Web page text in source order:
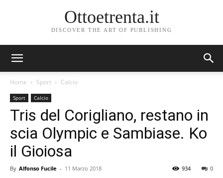
Ottoetrenta.it
DISCOVER THE ART OF PUBLISHING
Home Sport Calcio
Sport Calcio
Tris del Corigliano, restano in
scia Olympic e Sambiase. Ko
il Gioiosa
By Alfonso Fucile - 11 Marzo 2018 0
934